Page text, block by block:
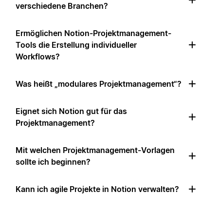
verschiedene Branchen?
Ermöglichen Notion-Projektmanagement-
Tools die Erstellung individueller
Workflows?
Was heißt „modulares Projektmanagement“?
Eignet sich Notion gut für das
Projektmanagement?
Mit welchen Projektmanagement-Vorlagen
sollte ich beginnen?
Kann ich agile Projekte in Notion verwalten?